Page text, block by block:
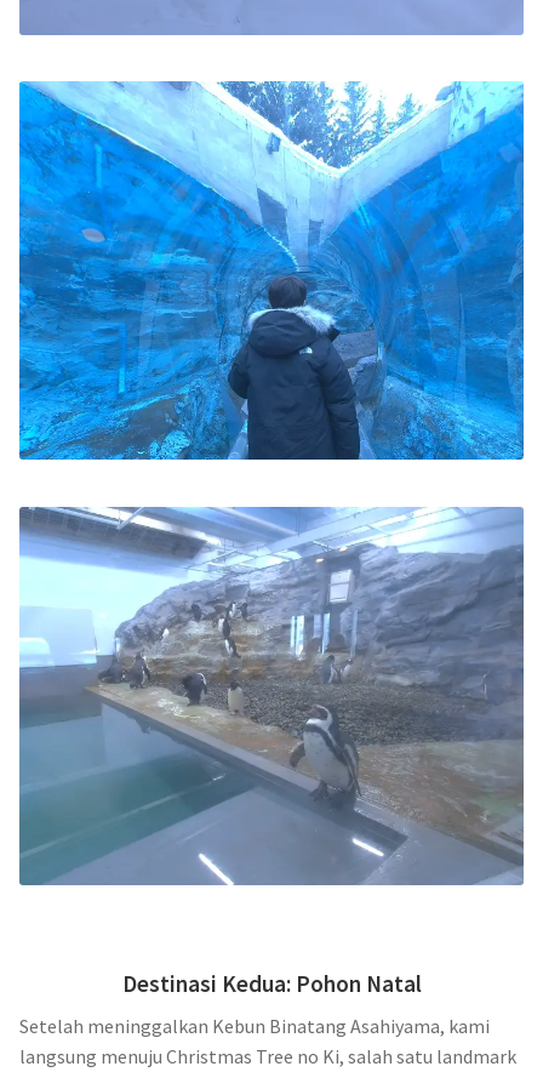
Destinasi Kedua: Pohon Natal
Setelah meninggalkan Kebun Binatang Asahiyama, kami
langsung menuju Christmas Tree no Ki, salah satu landmark